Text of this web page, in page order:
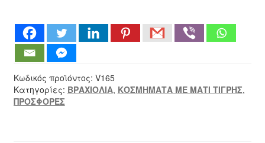
ΑΛΥΣΙΔΑ
ΑΣΗΜΙ
(V165)
Κωδικός προϊόντος: V165
Κατηγορίες: ΒΡΑΧΙΟΛΙΑ, ΚΟΣΜΗΜΑΤΑ ΜΕ ΜΑΤΙ ΤΙΓΡΗΣ,
ΠΡΟΣΦΟΡΕΣ